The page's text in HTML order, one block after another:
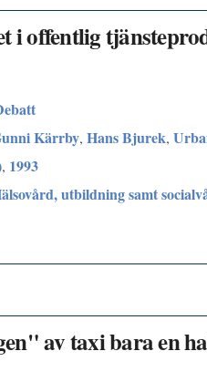
i offentlig
Kärrby, Hans Bjurek,
, 1993
utbildning samt
av taxi bara en